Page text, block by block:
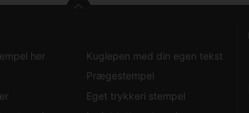
her
Kuglepen med din egen tekst
Prægestempel
Eget trykkeri stempel